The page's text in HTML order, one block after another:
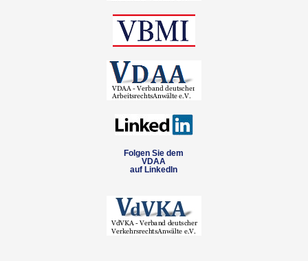
Folgen Sie dem
VDAA
auf LinkedIn